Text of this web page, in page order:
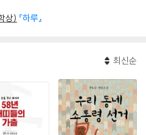
학하다 중단했다. 현재 〈한국문예창
상) 『하루』
최신순